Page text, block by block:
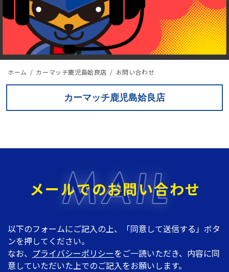
ホーム カーマッチ鹿児島姶良店 お問い合わせ
カーマッチ鹿児島姶良店
メールでのお問い合わせ
以下のフォームにご記入の上、「同意して送信する」ボタ
ンを押してください。
なお、 プライバシーポリシーをご一読いただき、内容に同
意していただいた上でのご記入をお願いします。